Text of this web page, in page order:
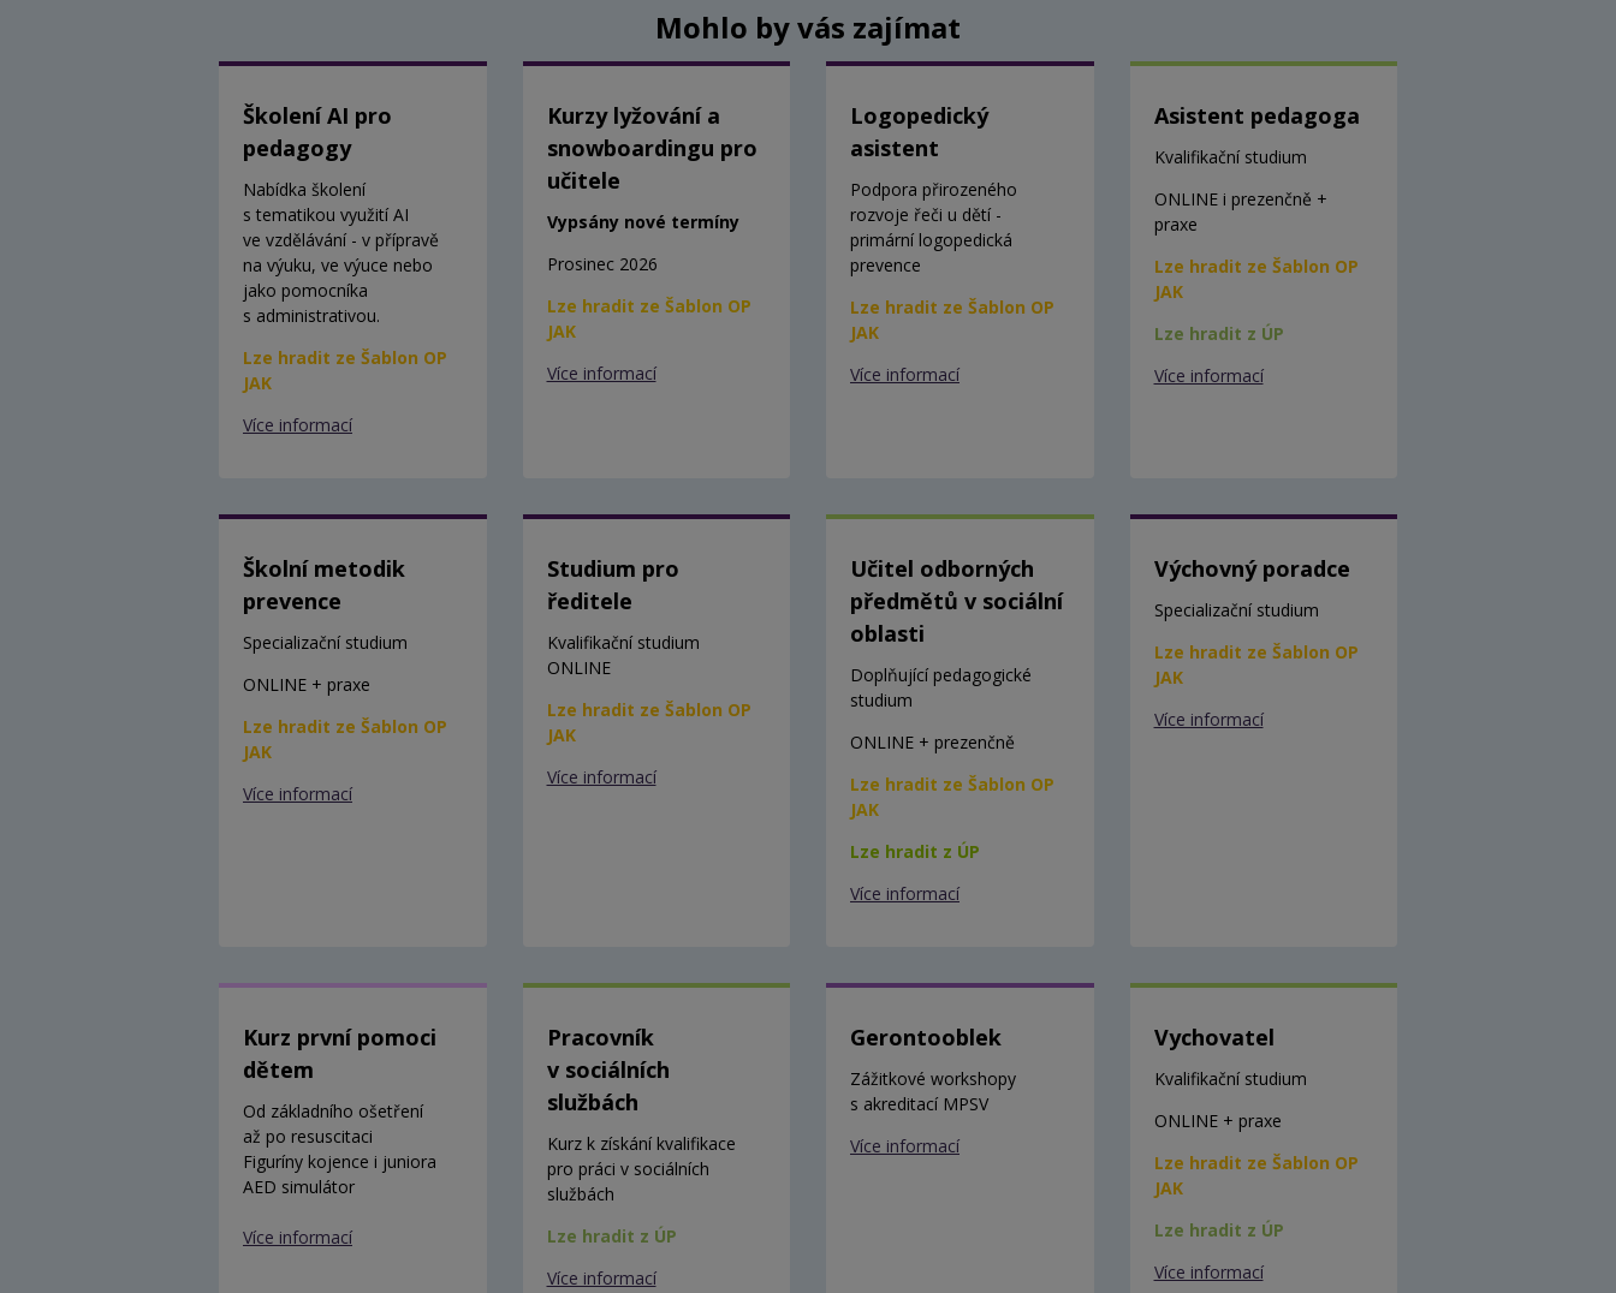
Mohlo by vás zajímat
Školení AI pro
pedagogy
Nabídka školení
s tematikou využití AI
ve vzdělávání - v přípravě
na výuku, ve výuce nebo
jako pomocníka
s administrativou.
Lze hradit ze Šablon OP
JAK
Více informací
Kurzy lyžování a
snowboardingu pro
učitele
Vypsány nové termíny
Prosinec 2026
Lze hradit ze Šablon OP
JAK
Více informací
Logopedický
asistent
Podpora přirozeného
rozvoje řeči u dětí -
primární logopedická
prevence
Lze hradit ze Šablon OP
JAK
Více informací
Asistent pedagoga
Kvalifikační studium
ONLINE i prezenčně +
praxe
Lze hradit ze Šablon OP
JAK
Lze hradit z ÚP
Více informací
Školní metodik
prevence
Specializační studium
ONLINE + praxe
Lze hradit ze Šablon OP
JAK
Více informací
Studium pro
ředitele
Kvalifikační studium
ONLINE
Lze hradit ze Šablon OP
JAK
Více informací
Učitel odborných
předmětů v sociální
oblasti
Doplňující pedagogické
studium
ONLINE + prezenčně
Lze hradit ze Šablon OP
JAK
Lze hradit z ÚP
Více informací
Výchovný poradce
Specializační studium
Lze hradit ze Šablon OP
JAK
Více informací
Kurz první pomoci
dětem
Od základního ošetření
až po resuscitaci
Figuríny kojence i juniora
AED simulátor
Více informací
Pracovník
v sociálních
službách
Kurz k získání kvalifikace
pro práci v sociálních
službách
Lze hradit z ÚP
Více informací
Gerontooblek
Zážitkové workshopy
s akreditací MPSV
Více informací
Vychovatel
Kvalifikační studium
ONLINE + praxe
Lze hradit ze Šablon OP
JAK
Lze hradit z ÚP
Více informací